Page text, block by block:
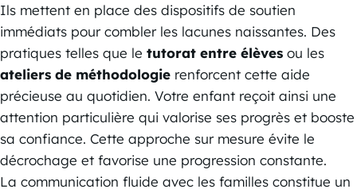
Ils mettent en place des dispositifs de soutien
immédiats pour combler les lacunes naissantes. Des
pratiques telles que le tutorat entre élèves ou les
ateliers de méthodologie renforcent cette aide
précieuse au quotidien. Votre enfant reçoit ainsi une
attention particulière qui valorise ses progrès et booste
sa confiance. Cette approche sur mesure évite le
décrochage et favorise une progression constante.
La communication fluide avec les familles constitue un